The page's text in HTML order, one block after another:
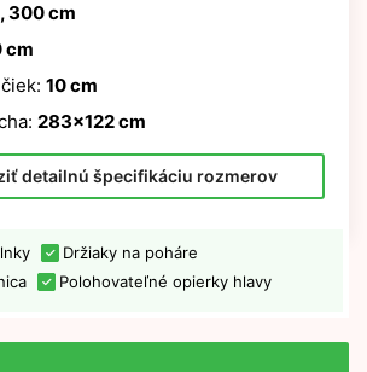
300 cm
cm
10 cm
283x122 cm
detailnú špecifikáciu rozmerov
Držiaky na poháre
Polohovateľné opierky hlavy